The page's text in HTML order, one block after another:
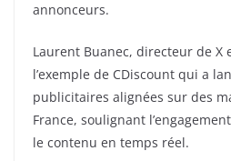
annonceurs.
Laurent Buanec, directeur de X
l’exemple de CDiscount qui a
publicitaires alignées sur des
France, soulignant
le contenu en temps réel.